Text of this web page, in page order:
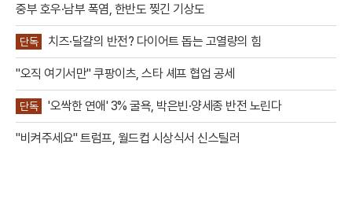
중부 호우·남부 폭염, 한반도 찢긴 기상도
단독 치즈·달걀의 반전? 다이어트 돕는 고열량의 힘
"오직 여기서만" 쿠팡이츠, 스타 셰프 협업 공세
단독 '오싹한 연애' 3% 굴욕, 박은빈·양세종 반전 노린다
"비켜주세요" 트럼프, 월드컵 시상식서 신스틸러